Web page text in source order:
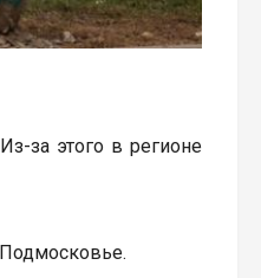
за этого в регионе